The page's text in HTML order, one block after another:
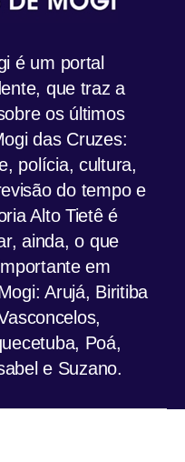
é um portal
que traz a
os últimos
das Cruzes:
polícia, cultura,
do tempo e
Alto Tietê é
ainda, o que
em
Arujá, Biritiba
Poá,
e Suzano.